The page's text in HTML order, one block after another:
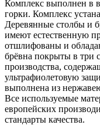
Комплекс выполнен в
горки. Комплекс
Деревянные столбы и
имеют естественную
отшлифованы и
брёвна покрыты в три
производства,
ультрафиолетовую
выполнена из
Все используемые
европейских
стандарты качества.